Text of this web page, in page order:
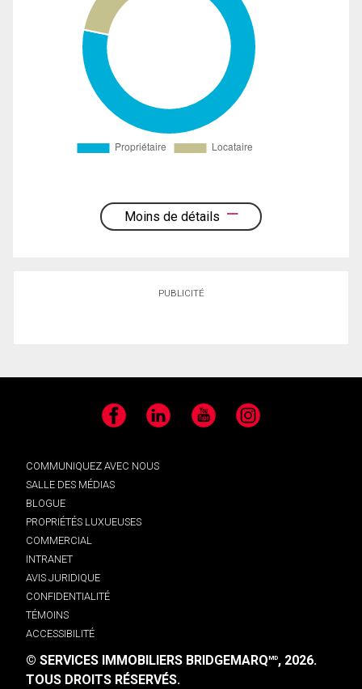
Moins de détails
PUBLICITÉ
Facebook LinkedIn YouTube Instagram
COMMUNIQUEZ AVEC NOUS
SALLE DES MÉDIAS
BLOGUE
PROPRIÉTÉS LUXUEUSES
COMMERCIAL
INTRANET
AVIS JURIDIQUE
CONFIDENTIALITÉ
TÉMOINS
ACCESSIBILITÉ
© SERVICES IMMOBILIERS BRIDGEMARQMD, 2026.
TOUS DROITS RÉSERVÉS.